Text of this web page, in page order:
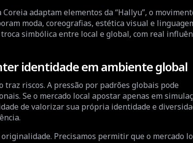
adaptam elementos da “Hallyu”, o
moda, coreografias, estética visual e
simbólica entre local e global, com real
identidade em ambiente global
traz riscos. A pressão por padrões globais pode
Se o mercado local apostar apenas em
de valorizar sua própria identidade e
Precisamos permitir que o mercado